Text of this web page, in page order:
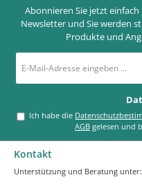
Abonnieren Sie jetzt
Newsletter und Sie werden
Produkte und
Mail-
*
Ich habe die
AGB gelesen und
Kontakt
Unterstützung und Beratung unter: